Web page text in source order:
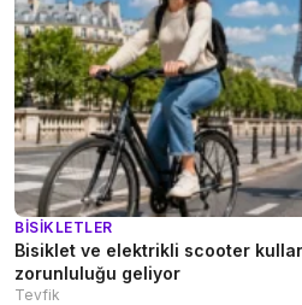
BISIKLETLER
Bisiklet ve elektrikli scooter
zorunluluğu geliyor
Tevfik